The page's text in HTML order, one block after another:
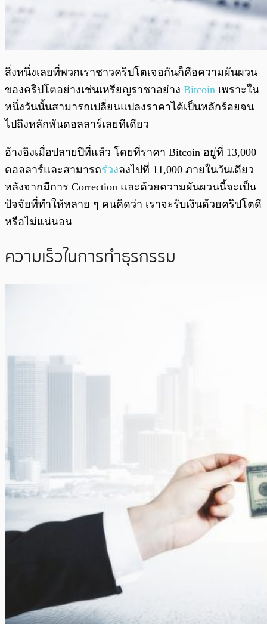
สิ่งหนึ่งเลยที่พวกเราชาวคริปโตเจอกันก็คือความผันผวน
ของคริปโตอย่างเช่นเหรียญราชาอย่าง Bitcoin เพราะใน
หนึ่งวันนั้นสามารถเปลี่ยนแปลงราคาได้เป็นหลักร้อยจน
ไปถึงหลักพันดอลลาร์เลยทีเดียว
อ้างอิงเมื่อปลายปีที่แล้ว โดยที่ราคา Bitcoin อยู่ที่ 13,000
ดอลลาร์และสามารถร่วงลงไปที่ 11,000 ภายในวันเดียว
หลังจากมีการ Correction และด้วยความผันผวนนี้จะเป็น
ปัจจัยที่ทำให้หลาย ๆ คนคิดว่า เราจะรับเงินด้วยคริปโตดี
หรือไม่แน่นอน
ความเร็วในการทำธุรกรรม